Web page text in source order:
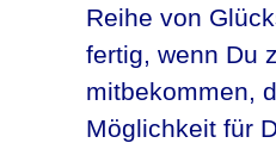
Reihe von
fertig, wenn Du
mitbekommen,
Möglichkeit für